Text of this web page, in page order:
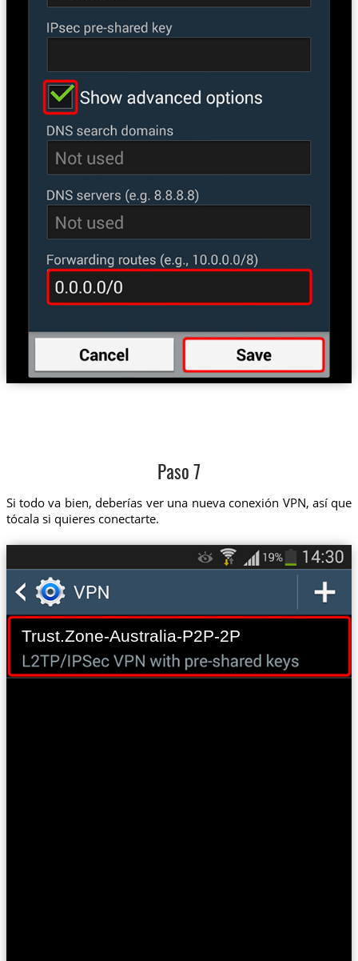
Paso 7
Si todo va bien, deberías ver una nueva conexión VPN, así que
tócala si quieres conectarte.
Trust.Zone-Australia-P2P-2P